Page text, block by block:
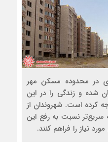
در محدوده مسکن مهر
شده و زندگی را در این
کرده است. شهروندان از
سریع‌تر نسبت به رفع این
نیاز را فراهم کنند.